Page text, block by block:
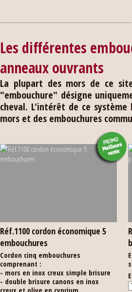
Les différentes
anneaux ouvrants
La plupart des mors de ce
"embouchure" désigne
cheval. L'intérêt de ce
mors et des embouchures
Réf.1100 cordon économique 5
embouchures
Cordon cinq embouchures
comprenant :
- mors en inox creux simple brisure
- double brisure canons en inox
creux et olive en cyprium